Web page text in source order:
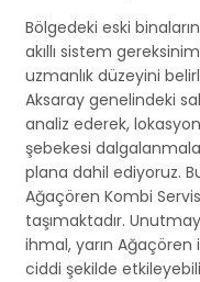
Bölgedeki eski
akıllı sistem
uzmanlık düzeyini
Aksaray genelindeki
analiz ederek,
şebekesi
plana dahil ediyoruz.
Ağaçören Kombi
taşımaktadır.
ihmal, yarın
ciddi şekilde